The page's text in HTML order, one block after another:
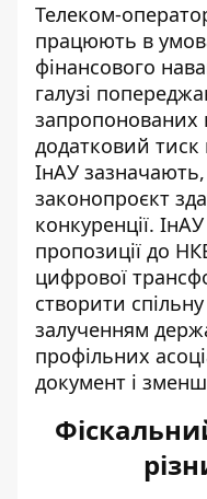
Телеком-
працюють в
фінансового
галузі
додатковий тиск
ІнАУ
законопроєкт
конкуренції.
пропозиції до
цифрової
створити
залученням
профільних
документ і